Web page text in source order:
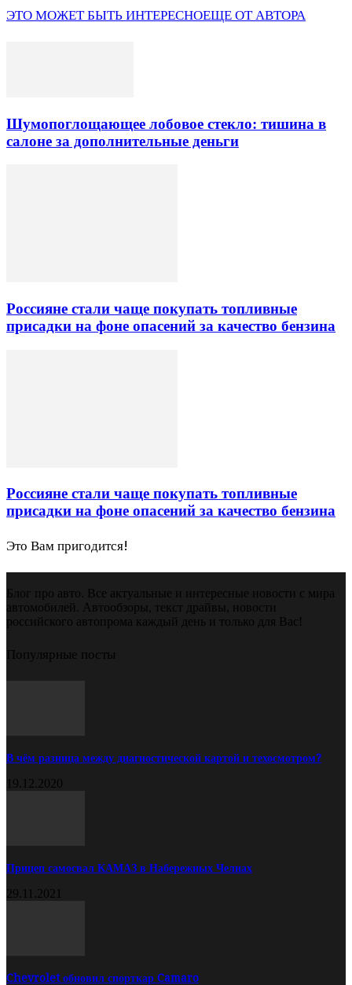
ЭТО МОЖЕТ БЫТЬ ИНТЕРЕСНОЕЩЕ ОТ АВТОРА
Шумопоглощающее лобовое стекло: тишина в
салоне за дополнительные деньги
Россияне стали чаще покупать топливные
присадки на фоне опасений за качество бензина
Россияне стали чаще покупать топливные
присадки на фоне опасений за качество бензина
Это Вам пригодится!
Блог про авто. Все актуальные и интересные новости с мира
автомобилей. Автообзоры, текст драйвы, новости
российского автопрома каждый день и только для Вас!
Популярные посты
В чём разница между диагностической картой и техосмотром?
19.12.2020
Прицеп самосвал КАМАЗ в Набережных Челнах
29.11.2021
Chevrolet обновил спорткар Camaro